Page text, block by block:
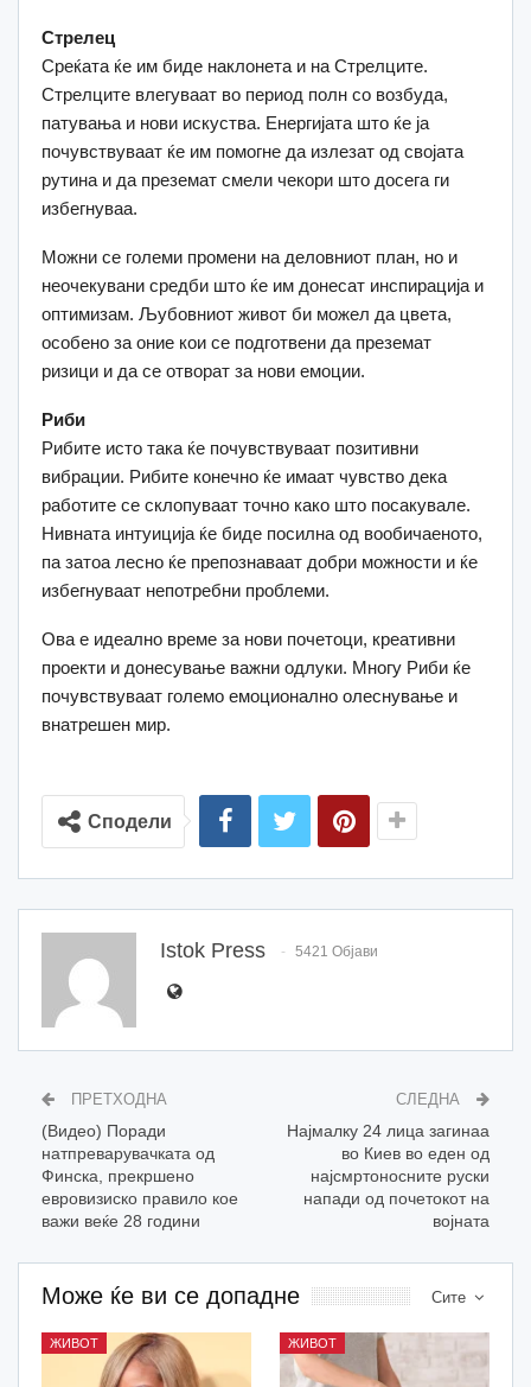
Стрелец
Среќата ќе им биде наклонета и на Стрелците.
Стрелците влегуваат во период полн со возбуда,
патувања и нови искуства. Енергијата што ќе ја
почувствуваат ќе им помогне да излезат од својата
рутина и да преземат смели чекори што досега ги
избегнуваа.
Можни се големи промени на деловниот план, но и
неочекувани средби што ќе им донесат инспирација и
оптимизам. Љубовниот живот би можел да цвета,
особено за оние кои се подготвени да преземат
ризици и да се отворат за нови емоции.
Риби
Рибите исто така ќе почувствуваат позитивни
вибрации. Рибите конечно ќе имаат чувство дека
работите се склопуваат точно како што посакувале.
Нивната интуиција ќе биде посилна од вообичаеното,
па затоа лесно ќе препознаваат добри можности и ќе
избегнуваат непотребни проблеми.
Ова е идеално време за нови почетоци, креативни
проекти и донесување важни одлуки. Многу Риби ќе
почувствуваат големо емоционално олеснување и
внатрешен мир.
Сподели
Istok Press 5421 Објави
ПРЕТХОДНА
(Видео) Поради
натпреварувачката од
Финска, прекршено
евровизиско правило кое
важи веќе 28 години
СЛЕДНА
Најмалку 24 лица загинаа
во Киев во еден од
најсмртоносните руски
напади од почетокот на
војната
Сите
Може ќе ви се допадне
ЖИВОТ ЖИВОТ